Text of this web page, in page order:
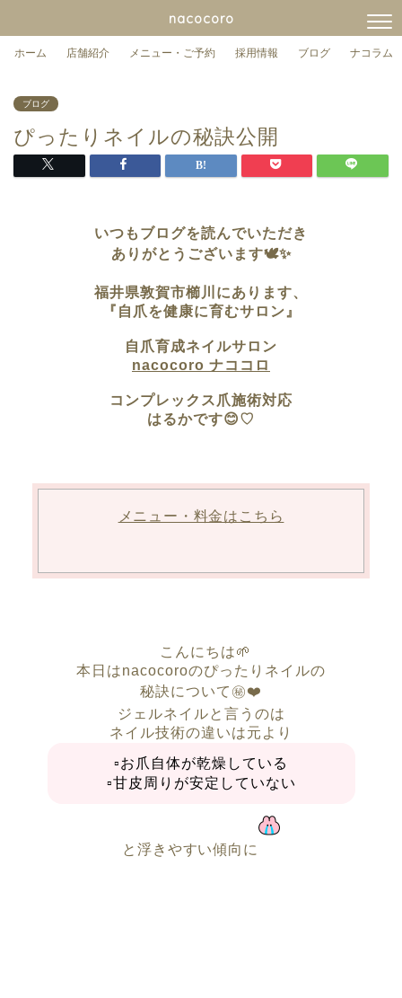
nacocoro
ホーム 店舗紹介 メニュー・ご予約 採用情報 ブログ ナコラム
ブログ
ぴったりネイルの秘訣公開
いつもブログを読んでいただき
ありがとうございます🕊✨
福井県敦賀市櫛川にあります、
『自爪を健康に育むサロン』
自爪育成ネイルサロン
nacocoro ナココロ
コンプレックス爪施術対応
はるかです😊♡
メニュー・料金はこちら
こんにちは🌱
本日はnacocoroのぴったりネイルの
秘訣について㊙️❤️
ジェルネイルと言うのは
ネイル技術の違いは元より
▫︎お爪自体が乾燥している
▫︎甘皮周りが安定していない
と浮きやすい傾向に